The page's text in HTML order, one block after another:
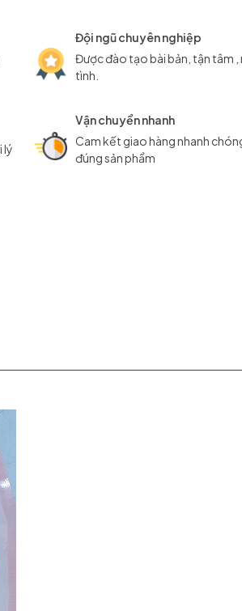
Đội ngũ chuyên nghiệp
Được đào tạo bài bản, tận tâm ,
tình.
lý
Vận chuyển nhanh
Cam kết giao hàng nhanh
đúng sản phẩm